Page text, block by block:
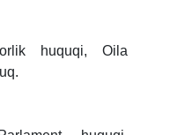
huquqi, Oila